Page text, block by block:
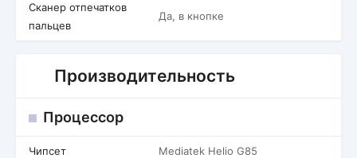
Сканер отпечатков
пальцев
Да, в кнопке
Производительность
Процессор
Чипсет Mediatek Helio G85